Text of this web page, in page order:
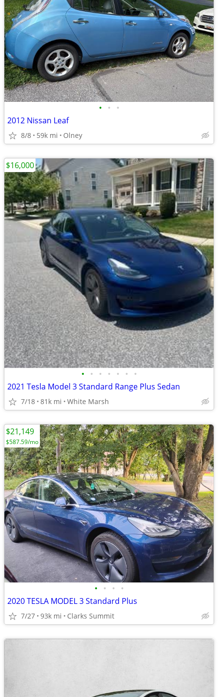
• • •
2012 Nissan Leaf
8/8 59k mi Olney
• • • • • • •
2021 Tesla Model 3 Standard Range Plus Sedan
7/18 81k mi White Marsh
$16,000
• • • •
2020 TESLA MODEL 3 Standard Plus
7/27 93k mi Clarks Summit
$21,149
$587.59/mo